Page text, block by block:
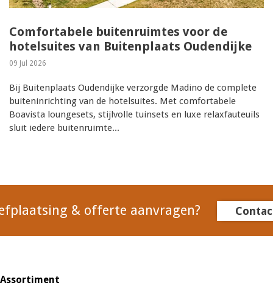
Comfortabele buitenruimtes voor de
hotelsuites van Buitenplaats Oudendijke
09 Jul 2026
Bij Buitenplaats Oudendijke verzorgde Madino de complete
buiteninrichting van de hotelsuites. Met comfortabele
Boavista loungesets, stijlvolle tuinsets en luxe relaxfauteuils
sluit iedere buitenruimte...
& offerte aanvragen?
Assortiment